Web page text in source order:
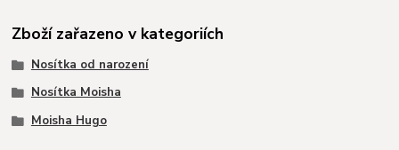
Zboží zařazeno v kategoriích
Nosítka od narození
Nosítka Moisha
Moisha Hugo